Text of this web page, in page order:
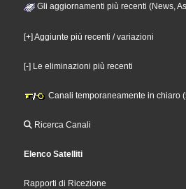
Gli aggiornamenti più recenti (News,
[+] Aggiunte più recenti / variazioni
[-] Le eliminazioni più recenti
Canali temporaneamente in chiaro
Ricerca Canali
Elenco Satelliti
Rapporti di Ricezione